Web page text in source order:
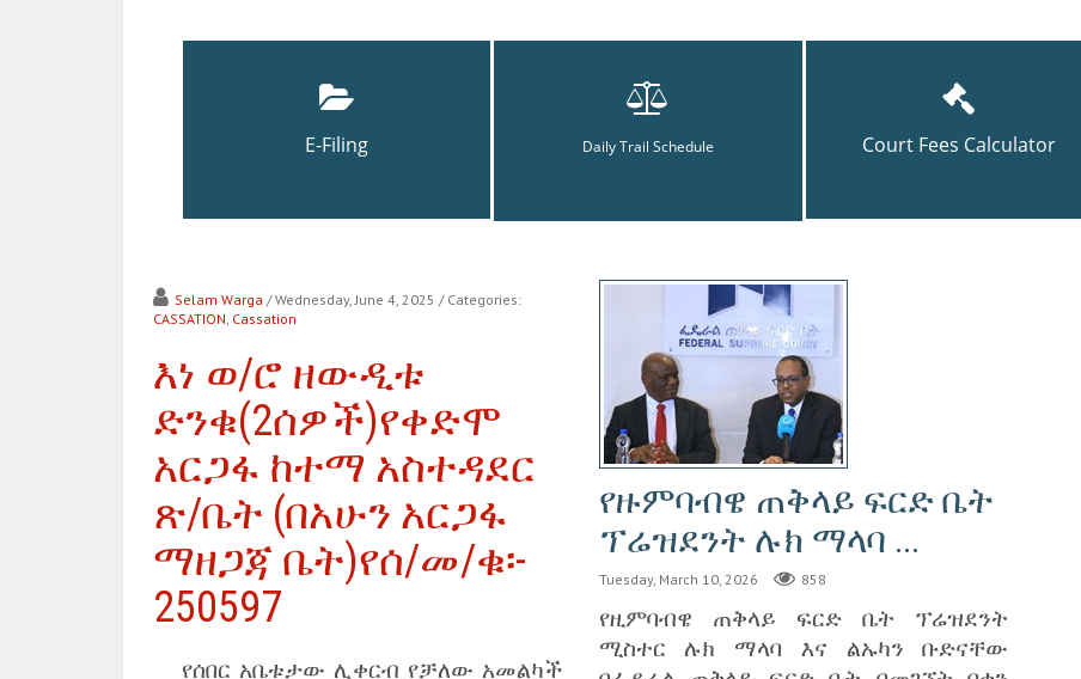
E-Filing Daily Trail Schedule Court Fees Calculator
Selam Warga / Wednesday, June 4, 2025 / Categories:
CASSATION, Cassation
እነ ወ/ሮ ዘውዲቱ
ድንቁ(2ሰዎች)የቀድሞ
አርጋፋ ከተማ አስተዳደር
ጽ/ቤት (በአሁን አርጋፋ
ማዘጋጃ ቤት)የሰ/መ/ቁ፡-
250597
የሰበር አቤቱታው ሊቀርብ የቻለው አመልካች
የዙምባብዌ ጠቅላይ ፍርድ ቤት
ፕሬዝደንት ሉክ ማላባ ...
Tuesday, March 10, 2026 858
የዚምባብዌ ጠቅላይ ፍርድ ቤት ፕሬዝደንት
ሚስተር ሉክ ማላባ እና ልኡካን ቡድናቸው